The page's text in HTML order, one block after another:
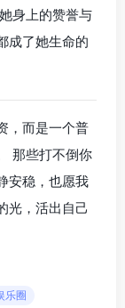
身上的赞誉与
成了她生命的
，而是一个普
那些打不倒你
安稳，也愿我
光，活出自己
乐圈